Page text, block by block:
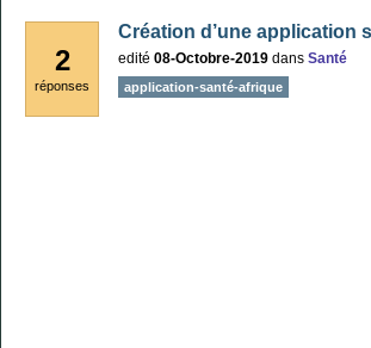
2
réponses
Création d’une application
edité 08-Octobre-2019 dans Santé
application-santé-afrique